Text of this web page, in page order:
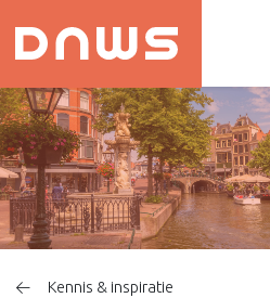
NIEUWE
WINKELSTRAAT
Kennis & inspiratie